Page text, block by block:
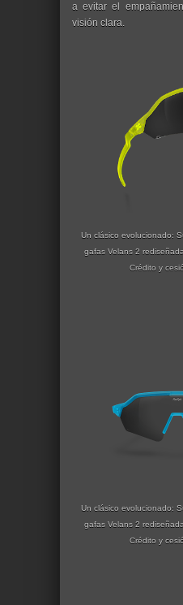
a evitar el
visión clara.
Un clásico evolucionado:
gafas Velans 2
Crédito y
Un clásico evolucionado:
gafas Velans 2
Crédito y